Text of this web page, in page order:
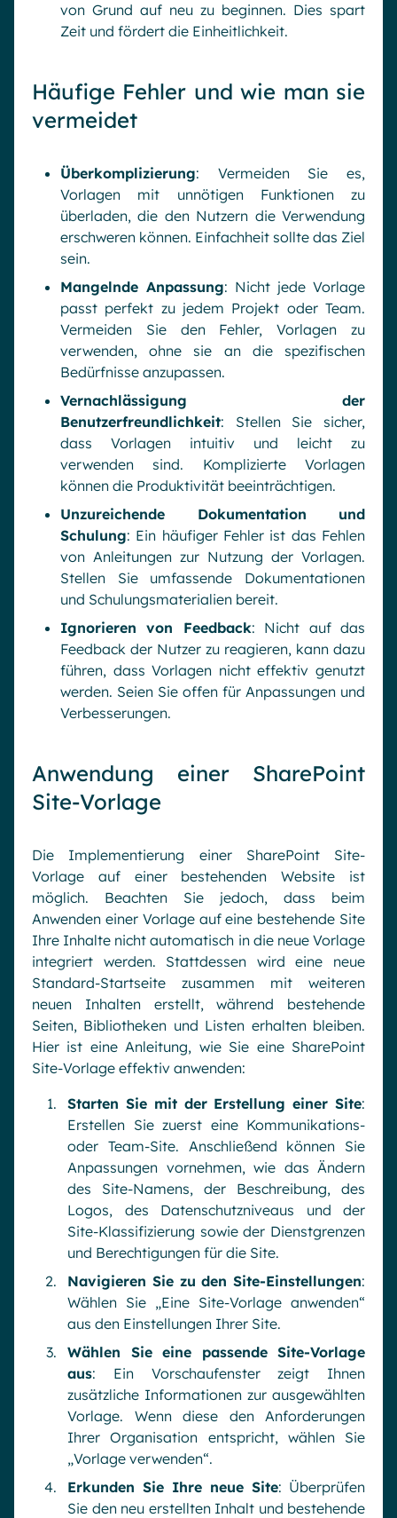
von Grund auf neu zu beginnen. Dies spart
Zeit und fördert die Einheitlichkeit.
Häufige Fehler und wie man sie
vermeidet
Überkomplizierung: Vermeiden Sie es,
Vorlagen mit unnötigen Funktionen zu
überladen, die den Nutzern die Verwendung
erschweren können. Einfachheit sollte das Ziel
sein.
Mangelnde Anpassung: Nicht jede Vorlage
passt perfekt zu jedem Projekt oder Team.
Vermeiden Sie den Fehler, Vorlagen zu
verwenden, ohne sie an die spezifischen
Bedürfnisse anzupassen.
Vernachlässigung der
Benutzerfreundlichkeit: Stellen Sie sicher,
dass Vorlagen intuitiv und leicht zu
verwenden sind. Komplizierte Vorlagen
können die Produktivität beeinträchtigen.
Unzureichende Dokumentation und
Schulung: Ein häufiger Fehler ist das Fehlen
von Anleitungen zur Nutzung der Vorlagen.
Stellen Sie umfassende Dokumentationen
und Schulungsmaterialien bereit.
Ignorieren von Feedback: Nicht auf das
Feedback der Nutzer zu reagieren, kann dazu
führen, dass Vorlagen nicht effektiv genutzt
werden. Seien Sie offen für Anpassungen und
Verbesserungen.
Anwendung einer SharePoint
Site-Vorlage
Die Implementierung einer SharePoint Site-
Vorlage auf einer bestehenden Website ist
möglich. Beachten Sie jedoch, dass beim
Anwenden einer Vorlage auf eine bestehende Site
Ihre Inhalte nicht automatisch in die neue Vorlage
integriert werden. Stattdessen wird eine neue
Standard-Startseite zusammen mit weiteren
neuen Inhalten erstellt, während bestehende
Seiten, Bibliotheken und Listen erhalten bleiben.
Hier ist eine Anleitung, wie Sie eine SharePoint
Site-Vorlage effektiv anwenden:
Starten Sie mit der Erstellung einer Site:
Erstellen Sie zuerst eine Kommunikations-
oder Team-Site. Anschließend können Sie
Anpassungen vornehmen, wie das Ändern
des Site-Namens, der Beschreibung, des
Logos, des Datenschutzniveaus und der
Site-Klassifizierung sowie der Dienstgrenzen
und Berechtigungen für die Site.
Navigieren Sie zu den Site-Einstellungen:
Wählen Sie „Eine Site-Vorlage anwenden“
aus den Einstellungen Ihrer Site.
Wählen Sie eine passende Site-Vorlage
aus: Ein Vorschaufenster zeigt Ihnen
zusätzliche Informationen zur ausgewählten
Vorlage. Wenn diese den Anforderungen
Ihrer Organisation entspricht, wählen Sie
„Vorlage verwenden“.
Erkunden Sie Ihre neue Site: Überprüfen
Sie den neu erstellten Inhalt und bestehende